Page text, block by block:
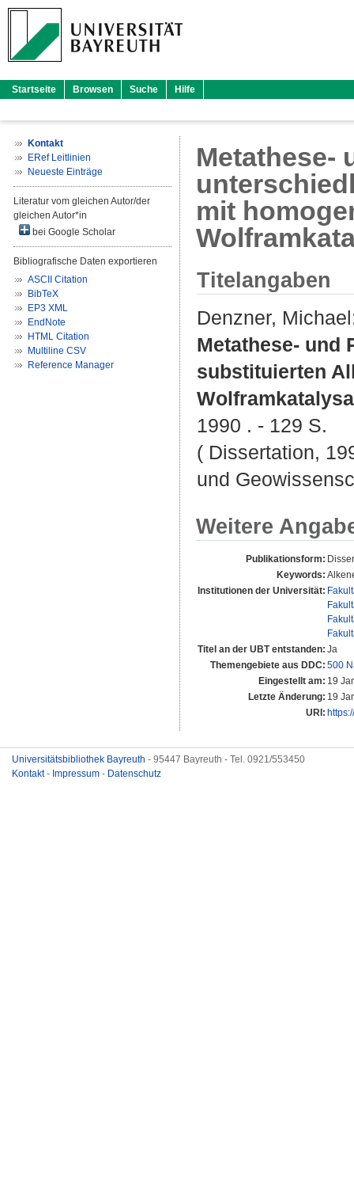
Startseite Browsen Suche Hilfe
Kontakt
ERef Leitlinien
Neueste Einträge
Literatur vom gleichen Autor/der
gleichen Autor*in
bei Google Scholar
Bibliografische Daten exportieren
ASCII Citation
BibTeX
EP3 XML
EndNote
HTML Citation
Multiline CSV
Reference Manager
Metathese-
mit
Titelangaben
Denzner, Michael
Metathese- und
substituierten
1990 . - 129 S.
( Dissertation,
und
Weitere
Publikationsform:
Keywords:
Institutionen der Universität:
Titel an der UBT entstanden: Ja
Themengebiete aus DDC: 500
Eingestellt am: 19
Letzte Änderung: 19
URI:
Universitätsbibliothek Bayreuth - 95447 Bayreuth - Tel. 0921/553450
Kontakt- Impressum - Datenschutz